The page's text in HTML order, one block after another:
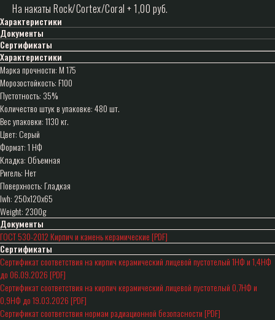
На накаты Rock/Cortex/Coral + 1,00 руб.
Характеристики
Документы
Сертификаты
Характеристики
Марка прочности: М 175
Морозостойкость: F100
Пустотность: 35%
Количество штук в упаковке: 480 шт.
Вес упаковки: 1130 кг.
Цвет: Серый
Формат: 1 НФ
Кладка: Объемная
Ригель: Нет
Поверхность: Гладкая
lwh: 250x120x65
Weight: 2300g
Документы
ГОСТ 530-2012 Кирпич и камень керамические [PDF]
Сертификаты
Сертификат соответствия на кирпич керамический лицевой пустотелый 1НФ и 1,4НФ
до 06.09.2026 [PDF]
Сертификат соответствия на кирпич керамический лицевой пустотелый 0,7НФ и
0,9НФ до 19.03.2026 [PDF]
Сертификат соответствия нормам радиационной безопасности [PDF]